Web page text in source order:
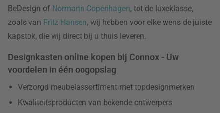
BeDesign of Normann Copenhagen, tot de luxeklasse,
zoals van Fritz Hansen, wij hebben voor elke wens de juiste
kapstok, die wij direct bij u thuis leveren.
Designkasten online kopen bij Connox - Uw
voordelen in één oogopslag
Verzorgd meubelassortiment met topdesignmerken
Kwaliteitsproducten van bekende ontwerpers